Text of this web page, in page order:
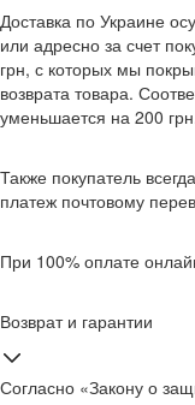
Доставка по Украине
или адресно за счет
грн, с которых мы
возврата товара.
уменьшается на 200
Также покупатель
платеж почтовому
При 100% оплате
Возврат и гарантии
Согласно «Закону о